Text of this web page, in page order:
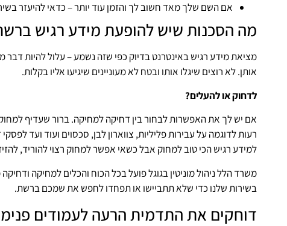
אם השם שלך מאד חשוב לך והזמן עוד יותר – כדאי להיעזר
מה הסכנות שיש להופעת מידע רגיש
מציאת מידע רגיש באינטרנט בדיוק כפי שזה נשמע – עלול להיות דבר
אותן. לא רוצים שיגלו אותו ובטח לא מעוניינים שיגיעו אליו בקלות.
לדחוק או להעלים?
אם יש לך את האפשרות לבחור בין דחיקה למחיקה. ברור שעדיף
רעות לדוגמה על עבירות פליליות, צווארון לבן, סכסוים ועוד ועד
למידע רגיש הכי טוב למחוק אבל כשאי אפשר למחוק רצוי להוריד,
משרד הלל ניהול מוניטין בגוגל פועל בכל הכוח והכלים למחיקה
בשירות שלנו כדי שלא תתביישו או תפחדו לחפש את שמכם ברשת.
דוחקים את התדמית הרעה לעמודים